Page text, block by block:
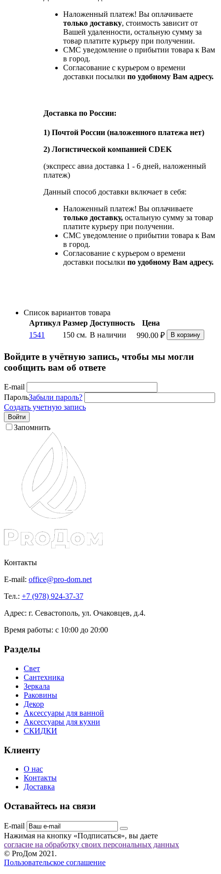
Наложенный платеж! Вы оплачиваете
только доставку, стоимость зависит от
Вашей удаленности, остальную сумму за
товар платите курьеру при получении.
СМС уведомление о прибытии товара к Вам
в город.
Согласование с курьером о времени
доставки посылки по удобному Вам адресу.
Доставка по России:
1) Почтой России (наложенного платежа нет)
2) Логистической компанией CDEK
(экспресс авиа доставка 1 - 6 дней, наложенный
платеж)
Данный способ доставки включает в себя:
Наложенный платеж! Вы оплачиваете
только доставку, остальную сумму за товар
платите курьеру при получении.
СМС уведомление о прибытии товара к Вам
в город.
Согласование с курьером о времени
доставки посылки по удобному Вам адресу.
Список вариантов товара
Артикул Размер Доступность
Цена
1541
150 см. В наличии 990.00 ₽ В корзину
Войдите в учётную запись, чтобы мы могли
сообщить вам об ответе
E-mail
ПарольЗабыли пароль?
Создать учетную запись
Войти
Запомнить
Контакты
E-mail: office@pro-dom.net
Тел.: +7 (978) 924-37-37
Адрес: г. Севастополь, ул. Очаковцев, д.4.
Время работы: с 10:00 до 20:00
Разделы
Свет
Сантехника
Зеркала
Раковины
Декор
Аксессуары для ванной
Аксессуары для кухни
СКИДКИ
Клиенту
О нас
Контакты
Доставка
Оставайтесь на связи
E-mail
Нажимая на кнопку «Подписаться», вы даете
согласие на обработку своих персональных данных
© ProДом 2021.
Пользовательское соглашение